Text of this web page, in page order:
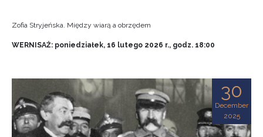
Zofia Stryjeńska. Między wiarą a obrzędem
WERNISAŻ: poniedziałek, 16 lutego 2026 r., godz. 18:00
30
December
2025